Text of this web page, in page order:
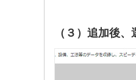
（３）追加後